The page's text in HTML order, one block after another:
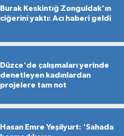
Burak Keskintığ Zonguldak’ın
ciğerini yaktı: Acı haberi geldi
Düzce'de çalışmaları yerinde
denetleyen kadınlardan
projelere tam not
Hasan Emre Yeşilyurt: 'Sahada